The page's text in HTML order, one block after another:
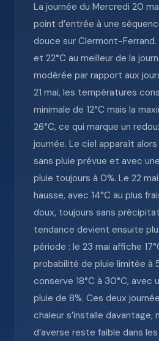
La journée du Mercredi 20
point d’entrée à une
douce sur Clermont-Ferrand.
et 22°C au meilleur de la
modérée par rapport aux
21 mai, les températures
minimale de 12°C mais la
26°C, ce qui marque un
journée. Le ciel apparaît
sans pluie prévue et avec
pluie toujours à 0%. Le 22
hausse, avec 14°C au plus
doux, toujours sans
tendance devient ensuite
période : le 23 mai affiche
probabilité de pluie limitée à
conserve 18°C à 30°C, avec
pluie de 8%. Ces deux
chaleur s’installe davantage,
d’averse reste faible dans